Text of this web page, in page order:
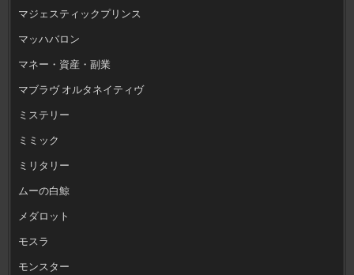
マジェスティックプリンス
マッハバロン
マネー・資産・副業
マブラヴ オルタネイティヴ
ミステリー
ミミック
ミリタリー
ムーの白鯨
メダロット
モスラ
モンスター